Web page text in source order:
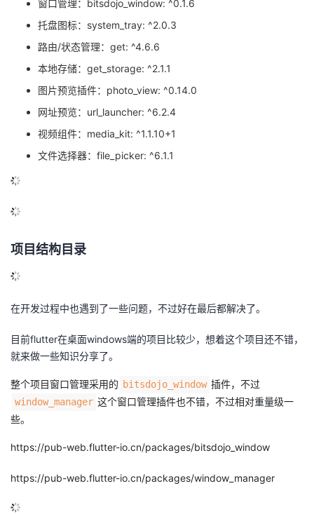
客
论
的
子
我
直
的
我
我
课
的
我
藏
的
术
我
云
窗口管理：bitsdojo_window: ^0.1.6
托盘图标：system_tray: ^2.0.3
路由/状态管理：get: ^4.6.6
本地存储：get_storage: ^2.1.1
图片预览插件：photo_view: ^0.14.0
网址预览：url_launcher: ^6.2.4
视频组件：media_kit: ^1.1.10+1
文件选择器：file_picker: ^6.1.1
项目结构目录
在开发过程中也遇到了一些问题，不过好在最后都解决了。
目前flutter在桌面windows端的项目比较少，想着这个项目还不错，
就来做一些知识分享了。
整个项目窗口管理采用的 bitsdojo_window 插件，不过
window_manager 这个窗口管理插件也不错，不过相对重量级一
些。
https://pub-web.flutter-io.cn/packages/bitsdojo_window
https://pub-web.flutter-io.cn/packages/window_manager